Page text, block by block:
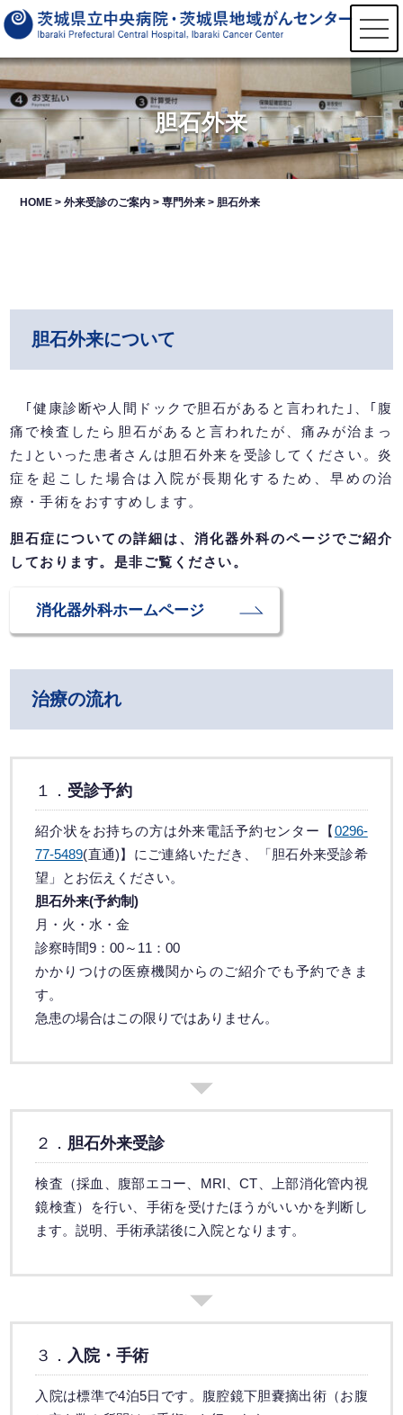
t
o
g
g
e
n
a
v
i
g
a
胆石外来
HOME >外来受診のご案内 >専門外来 > 胆石外来
胆石外来について
｢健康診断や人間ドックで胆石があると言われた｣、｢腹
痛で検査したら胆石があると言われたが、痛みが治まっ
た｣といった患者さんは胆石外来を受診してください。炎
症を起こした場合は入院が長期化するため、早めの治
療・手術をおすすめします。
胆石症についての詳細は、消化器外科のページでご紹介
しております。是非ご覧ください。
消化器外科ホームページ
治療の流れ
１． 受診予約
紹介状をお持ちの方は外来電話予約センター【0296-
77-5489(直通)】にご連絡いただき、「胆石外来受診希
望」とお伝えください。
胆石外来(予約制)
月・火・水・金
診察時間9：00～11：00
かかりつけの医療機関からのご紹介でも予約できま
す。
急患の場合はこの限りではありません。
２． 胆石外来受診
検査（採血、腹部エコー、MRI、CT、上部消化管内視
鏡検査）を行い、手術を受けたほうがいいかを判断し
ます。説明、手術承諾後に入院となります。
３． 入院・手術
入院は標準で4泊5日です。腹腔鏡下胆嚢摘出術（お腹